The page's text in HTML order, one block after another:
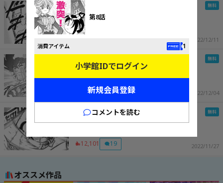
第3話
8,838 2022/12/11
8,707 4 2022/12/04
第1話
12,101 19 2022/11/27
第8話
消費アイテム 1
小学館IDでログイン
新規会員登録
コメントを読む
オススメ作品